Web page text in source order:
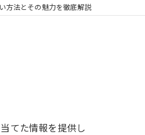
方法とその魅力を徹底解説
てた情報を提供し